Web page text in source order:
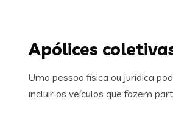
Apólices
Uma pessoa física ou jurídica
incluir os veículos que fazem